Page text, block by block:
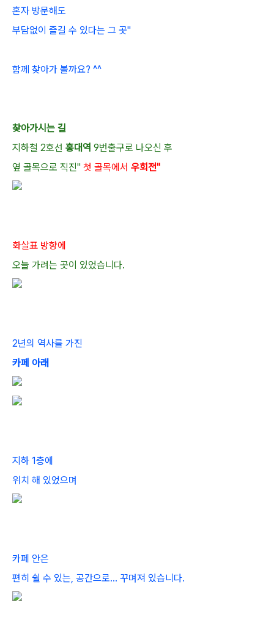
혼자 방문해도
부담없이 즐길 수 있다는 그 곳"
함께 찾아가 볼까요? ^^
찾아가시는 길
지하철 2호선 홍대역 9번출구로 나오신 후
옆 골목으로 직진" 첫 골목에서 우회전"
화살표 방향에
오늘 가려는 곳이 있었습니다.
2년의 역사를 가진
카페 아래
지하 1층에
위치 해 있었으며
카페 안은
편히 쉴 수 있는, 공간으로... 꾸며져 있습니다.